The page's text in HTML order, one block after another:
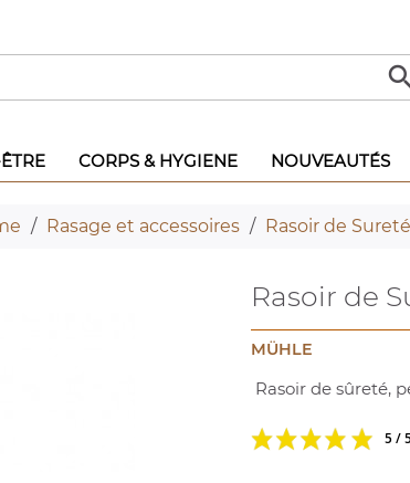
CORPS & HYGIENE NOUVEAUTÉS
Rasage et accessoires Rasoir de
Rasoir de
MÜHLE
Rasoir de sûreté,
5 / 5